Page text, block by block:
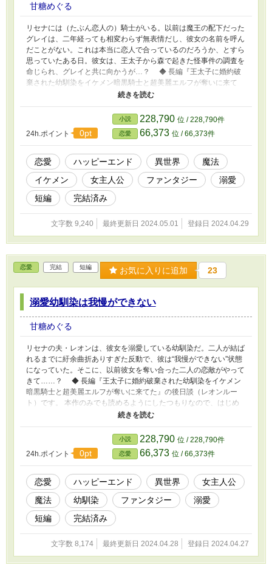
甘糖めぐる
リセナには（たぶん恋人の）騎士がいる。以前は魔王の配下だった
グレイは、二年経っても相変わらず無表情だし、彼女の名前を呼ん
だことがない。これは本当に恋人で合っているのだろうか、とすら
思っていたある日。彼女は、王太子から森で起きた怪事件の調査を
命じられ、グレイと共に向かうが…？ ◆ 長編『王太子に婚約破
棄された幼馴染をイケメン暗黒騎士と超美麗エルフが奪いに来て
た』のIF後日談（グレイルート）です。 本作のみでも読めるように
す！ ※小説家になろうにも重複投稿
24h.ポイント 0pt
小説 228,790 位 / 228,790件
恋愛 66,373 位 / 66,373件
恋愛 ハッピーエンド 異世界
魔法
イケメン
女主人公 ファンタジー
溺愛
短編
完結済み
文字数 9,240 最終更新日 2024.05.01 登録日 2024.04.29
恋愛 完結 短編 お気に入りに追加 23
溺愛幼馴染は我慢ができない
甘糖めぐる
リセナの夫・レオンは、彼女を溺愛している幼馴染だ。二人が結ば
れるまでに紆余曲折ありすぎた反動で、彼は“我慢ができない”状態
になっていた。そこに、以前彼女を奪い合った二人の恋敵がやって
きて……？ ◆ 長編『王太子に婚約破棄された幼馴染をイケメン
暗黒騎士と超美麗エルフが奪いに来てた』の後日談（レオンルー
ト）です。 本作のみでも読めるようにしたつもりなので、はじめ
ましての方もご覧いただけますと幸いです！ ※小説家になろうに
24h.ポイント 0pt
小説 228,790 位 / 228,790件
恋愛 66,373 位 / 66,373件
恋愛 ハッピーエンド 異世界
女主人公
魔法
幼馴染 ファンタジー
溺愛
短編
完結済み
文字数 8,174 最終更新日 2024.04.28 登録日 2024.04.27